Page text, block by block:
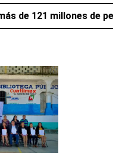
121 millones de